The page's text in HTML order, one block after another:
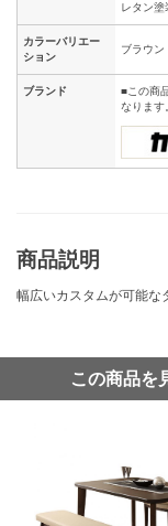
レタン塗
カラーバリエー
ション
ブラウン
ブランド
■この商
なります
商品説明
幅広いカスタムが可能な
この商品を